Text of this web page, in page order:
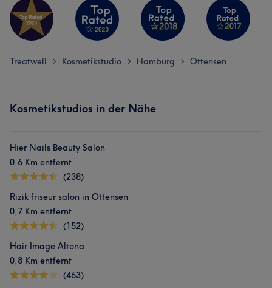
Treatwell > Kosmetikstudio > Hamburg > Ottensen
Kosmetikstudios in der Nähe
Hier Nails Beauty Salon
0,6 Km entfernt
(238)
Rizik friseur salon in Ottensen
0,7 Km entfernt
(152)
Hair Image Altona
0,8 Km entfernt
(463)